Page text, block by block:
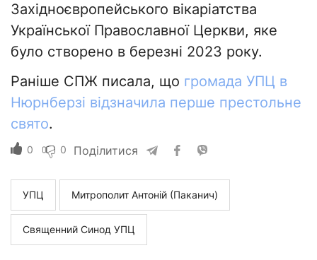
Західноєвропейського вікаріатства
Української Православної Церкви, яке
було створено в березні 2023 року.
Раніше СПЖ писала, що громада УПЦ в
Нюрнберзі відзначила перше престольне
свято.
0 0 Поділитися
УПЦ Митрополит Антоній (Паканич)
Священний Синод УПЦ